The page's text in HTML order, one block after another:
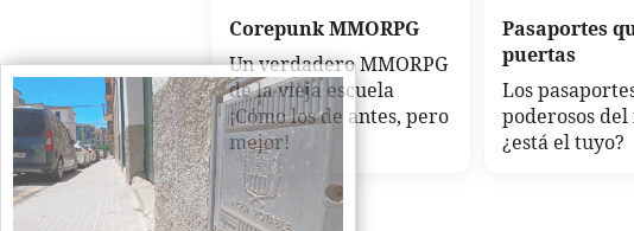
Corepunk MMORPG
Un verdadero MMORPG
de la vieja escuela
¡Cómo los de antes, pero
mejor!
Pasaportes
puertas
Los
poderosos del
¿está el tuyo?